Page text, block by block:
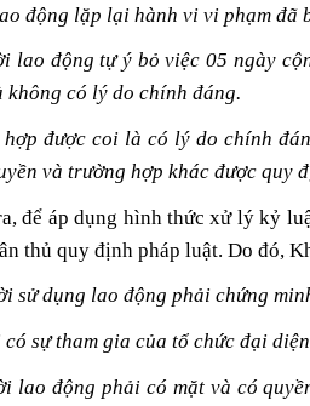
động lặp lại hành vi vi phạm đã
lao động tự ý bỏ việc 05 ngày
không có lý do chính đáng.
hợp được coi là có lý do chính
và trường hợp khác được quy
để áp dụng hình thức xử lý kỷ
thủ quy định pháp luật. Do đó,
sử dụng lao động phải chứng
có sự tham gia của tổ chức đại
lao động phải có mặt và có